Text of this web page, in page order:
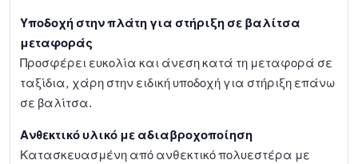
Υποδοχή στην πλάτη για στήριξη σε βαλίτσα
μεταφοράς
Προσφέρει ευκολία και άνεση κατά τη μεταφορά σε
ταξίδια, χάρη στην ειδική υποδοχή για στήριξη επάνω
σε βαλίτσα.
Ανθεκτικό υλικό με αδιαβροχοποίηση
Κατασκευασμένη από ανθεκτικό πολυεστέρα με